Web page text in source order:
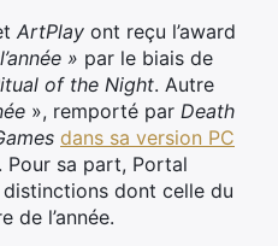
ArtPlay ont reçu l’award
» par le biais de
of the Night. Autre
», remporté par Death
dans sa version PC
Pour sa part, Portal
dont celle du
de l’année.